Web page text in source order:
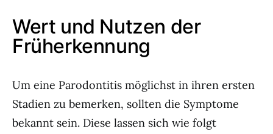
Wert und Nutzen der
Früherkennung
Um eine Parodontitis möglichst in ihren ersten
Stadien zu bemerken, sollten die Symptome
bekannt sein. Diese lassen sich wie folgt